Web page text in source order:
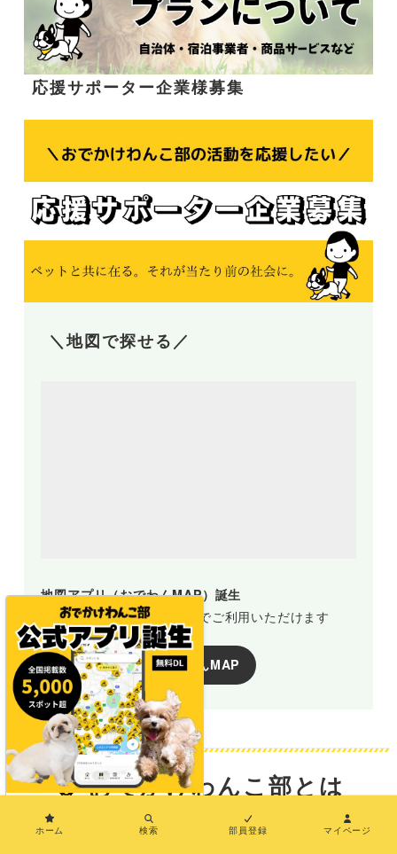
応援サポーター企業様募集
＼地図で探せる／
地図アプリ（おでわんMAP）誕生
新規部員登録で誰でも無料でご利用いただけます
おでわんMAP
おでかけわんこ部とは
おでかけわんこ部は、全国の「犬と一緒にいけるおで
ホーム 検索 部員登録 マイページ